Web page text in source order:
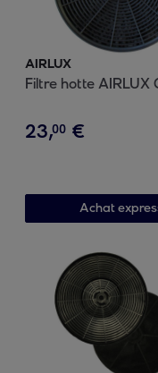
AIRLUX
Filtre hotte AIRLUX
23,00 €
Achat